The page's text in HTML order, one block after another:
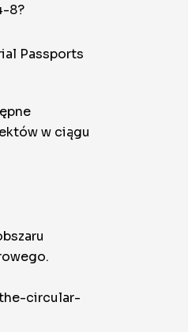
8?
Passports
w ciągu
circular-